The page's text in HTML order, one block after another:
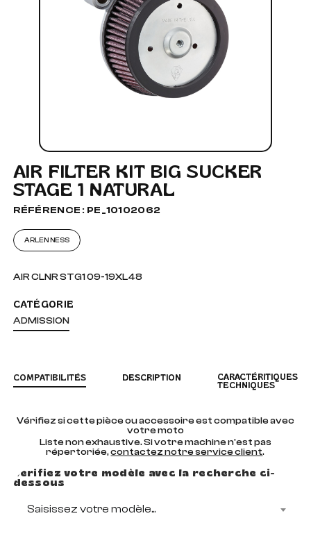
AIR FILTER KIT BIG SUCKER
STAGE 1 NATURAL
RÉFÉRENCE : PE_10102062
ARLEN NESS
AIR CLNR STG1 09-19XL48
CATÉGORIE
ADMISSION
COMPATIBILITÉS DESCRIPTION
CARACTÉRITIQUES
TECHNIQUES
Vérifiez si cette pièce ou accessoire est compatible avec
votre moto
Liste non exhaustive. Si votre machine n'est pas
répertoriée,contactez notre service client.
Vérifiez votre modèle avec la recherche ci-
dessous
Saisissez votre modèle...